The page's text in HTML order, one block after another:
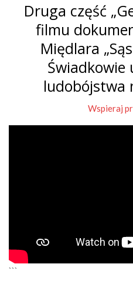
Druga część
filmu
Międlara
Świadkowie
ludobójstwa
Wspieraj
```